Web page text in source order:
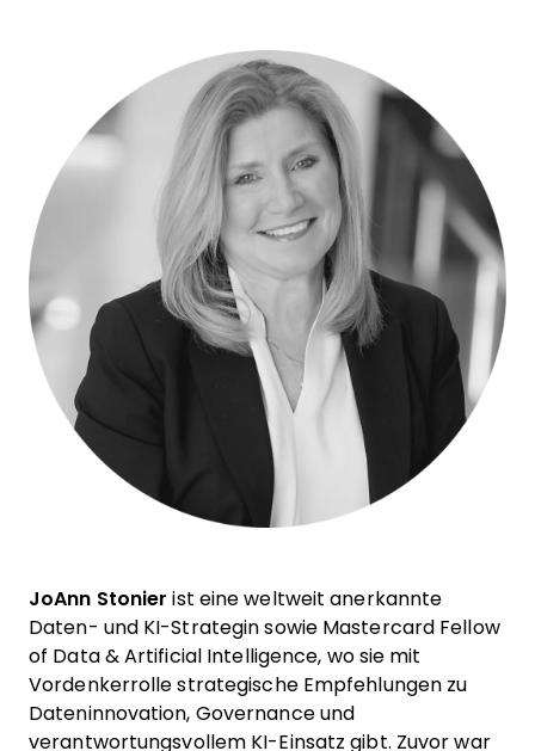
JoAnn Stonier ist eine weltweit anerkannte
Daten- und KI-Strategin sowie Mastercard Fellow
of Data & Artificial Intelligence, wo sie mit
Vordenkerrolle strategische Empfehlungen zu
Dateninnovation, Governance und
verantwortungsvollem KI-Einsatz gibt. Zuvor war